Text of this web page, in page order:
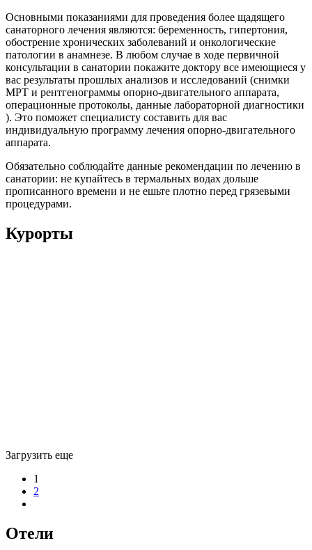
Основными показаниями для проведения более щадящего
санаторного лечения являются: беременность, гипертония,
обострение хронических заболеваний и онкологические
патологии в анамнезе. В любом случае в ходе первичной
консультации в санатории покажите доктору все имеющиеся у
вас результаты прошлых анализов и исследований (снимки
МРТ и рентгенограммы опорно-двигательного аппарата,
операционные протоколы, данные лабораторной диагностики
). Это поможет специалисту составить для вас
индивидуальную программу лечения опорно-двигательного
аппарата.
Обязательно соблюдайте данные рекомендации по лечению в
санатории: не купайтесь в термальных водах дольше
прописанного времени и не ешьте плотно перед грязевыми
процедурами.
Курорты
Загрузить еще
1
2
Отели